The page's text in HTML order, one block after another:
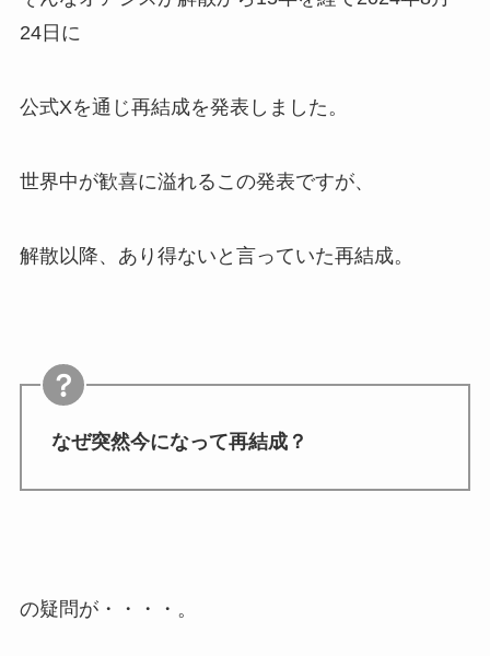
24日に
公式Xを通じ再結成を発表しました。
世界中が歓喜に溢れるこの発表ですが、
解散以降、あり得ないと言っていた再結成。
なぜ突然今になって再結成？
の疑問が・・・・。